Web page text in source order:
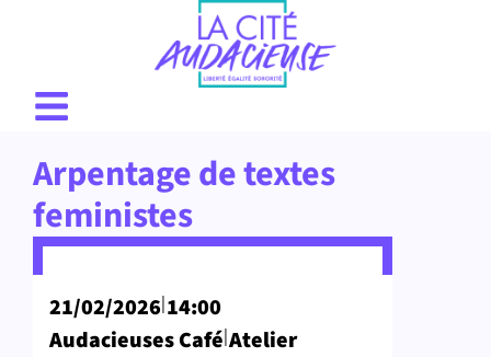
Arpentage de textes
feministes
21/02/2026|14:00
Audacieuses Café|Atelier